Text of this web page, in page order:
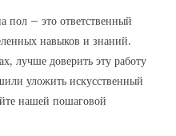
пол – это ответственный
навыков и знаний.
лучше доверить эту работу
уложить искусственный
нашей пошаговой